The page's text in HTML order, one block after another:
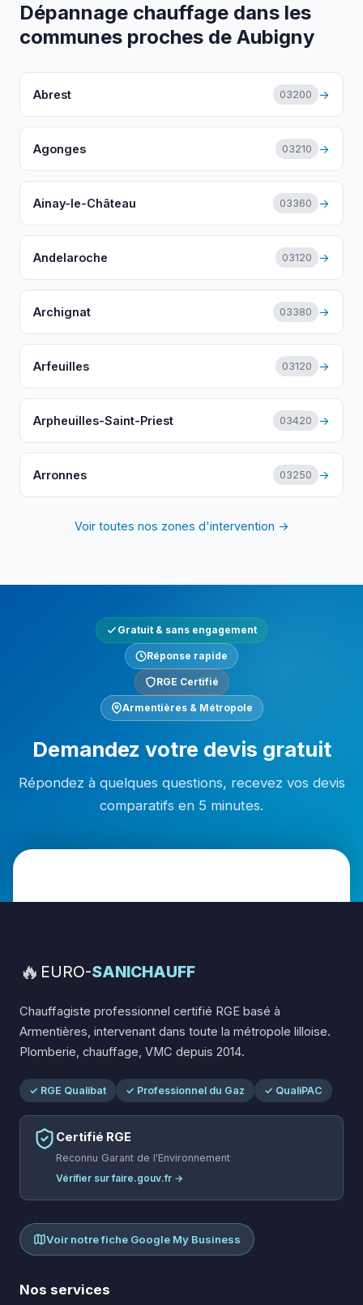
Dépannage chauffage dans les
communes proches de Aubigny
Abrest 03200 →
Agonges 03210 →
Ainay-le-Château 03360 →
Andelaroche 03120 →
Archignat 03380 →
Arfeuilles 03120 →
Arpheuilles-Saint-Priest 03420 →
Arronnes 03250 →
Voir toutes nos zones d'intervention →
Gratuit & sans engagement
Réponse rapide
RGE Certifié
Armentières & Métropole
Demandez votre devis gratuit
Répondez à quelques questions, recevez vos devis
comparatifs en 5 minutes.
🔥 EURO-SANICHAUFF
Chauffagiste professionnel certifié RGE basé à
Armentières, intervenant dans toute la métropole lilloise.
Plomberie, chauffage, VMC depuis 2014.
✓ RGE Qualibat ✓ Professionnel du Gaz ✓ QualiPAC
Certifié RGE
Reconnu Garant de l'Environnement
Vérifier sur faire.gouv.fr →
Voir notre fiche Google My Business
Nos services